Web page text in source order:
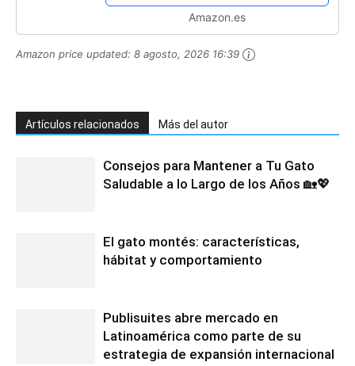
Amazon.es
Amazon price updated: 8 agosto, 2026 16:39
Artículos relacionados Más del autor
Consejos para Mantener a Tu Gato
Saludable a lo Largo de los Años 🏡💖
El gato montés: características,
hábitat y comportamiento
Publisuites abre mercado en
Latinoamérica como parte de su
estrategia de expansión internacional